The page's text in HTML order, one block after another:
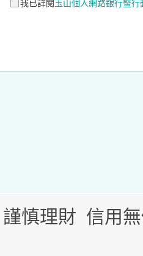
我已詳閱玉山個人網路銀行暨
謹慎理財 信用